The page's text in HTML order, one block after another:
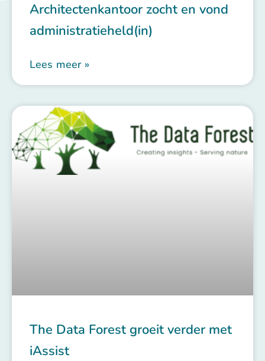
Architectenkantoor zocht en vond
administratieheld(in)
Lees meer »
The Data Forest groeit verder met
iAssist